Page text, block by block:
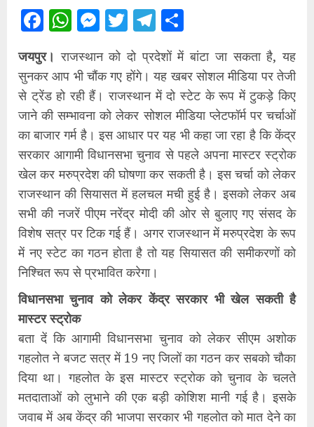
Facebook
WhatsApp
Messenger
TwitterTelegram
जयपुर। राजस्थान को दो प्रदेशों में बांटा जा सकता है, यह
सुनकर आप भी चौंक गए होंगे। यह खबर सोशल मीडिया पर तेजी
से ट्रेंड हो रही हैं। राजस्थान में दो स्टेट के रूप में टुकड़े किए
जाने की सम्भावना को लेकर सोशल मीडिया प्लेटफॉर्म पर चर्चाओं
का बाजार गर्म है। इस आधार पर यह भी कहा जा रहा है कि केंद्र
सरकार आगामी विधानसभा चुनाव से पहले अपना मास्टर स्ट्रोक
खेल कर मरुप्रदेश की घोषणा कर सकती है। इस चर्चा को लेकर
राजस्थान की सियासत में हलचल मची हुई है। इसको लेकर अब
सभी की नजरें पीएम नरेंद्र मोदी की ओर से बुलाए गए संसद के
विशेष सत्र पर टिक गई हैं। अगर राजस्थान में मरुप्रदेश के रूप
में नए स्टेट का गठन होता है तो यह सियासत की समीकरणों को
निश्चित रूप से प्रभावित करेगा।
विधानसभा चुनाव को लेकर केंद्र सरकार भी खेल सकती है
मास्टर स्ट्रोक
बता दें कि आगामी विधानसभा चुनाव को लेकर सीएम अशोक
गहलोत ने बजट सत्र में 19 नए जिलों का गठन कर सबको चौका
दिया था। गहलोत के इस मास्टर स्ट्रोक को चुनाव के चलते
मतदाताओं को लुभाने की एक बड़ी कोशिश मानी गई है। इसके
जवाब में अब केंद्र की भाजपा सरकार भी गहलोत को मात देने का